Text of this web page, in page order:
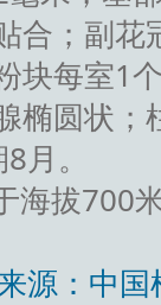
合；副花
块每室1
椭圆状；
月。
海拔700
源：中